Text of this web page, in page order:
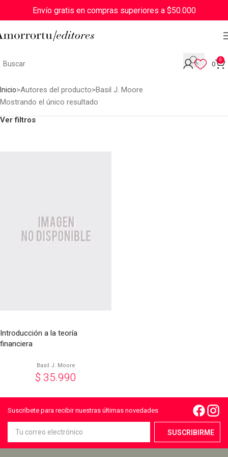
Envío gratis en compras superiores a $50.000
0
0
Inicio Autores del producto Basil J. Moore
Mostrando el único resultado
Ver filtros
Introducción a la teoría
financiera
Basil J. Moore
$ 35.990
Suscríbete para recibir nuestras últimas novedades